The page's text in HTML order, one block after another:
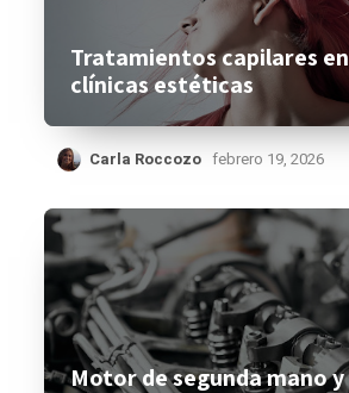
Tratamientos capilares en
clínicas estéticas
Carla Roccozo febrero 19, 2026
Motor de segunda mano y